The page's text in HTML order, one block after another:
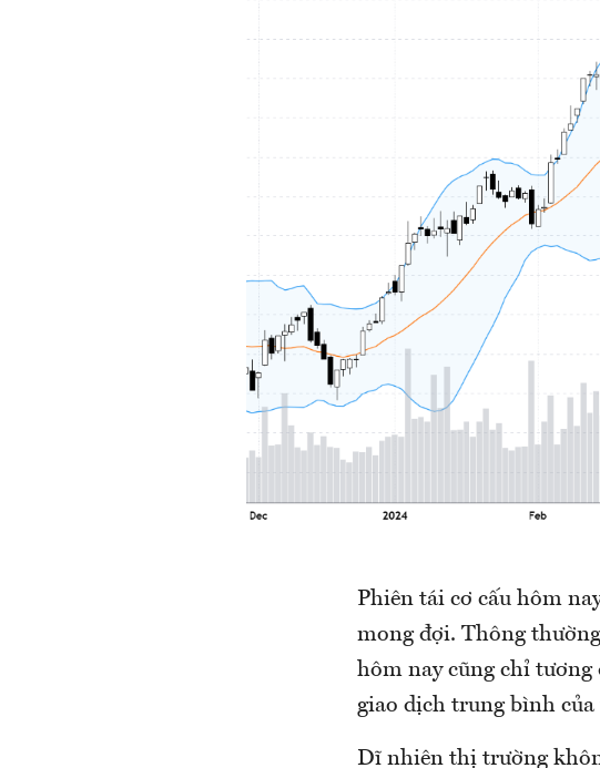
Phiên tái cơ cấu hôm
mong đợi. Thông
hôm nay cũng chỉ
giao dịch trung bình của
Dĩ nhiên thị trường